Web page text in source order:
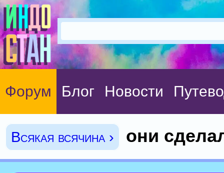
Форум Блог Новости
Всякая всячина › они